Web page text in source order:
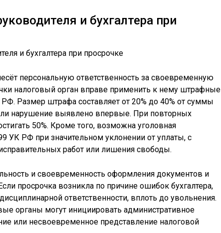
и бухгалтера при
персональную ответственность за своевременную
налоговый орган вправе применить к нему штрафные
Размер штрафа составляет от 20% до 40% от суммы
нарушение выявлено впервые. При повторных
50%. Кроме того, возможна уголовная
УК РФ при значительном уклонении от уплаты, с
работ или лишения свободы.
и своевременность оформления документов и
просрочка возникла по причине ошибок бухгалтера,
ответственности, вплоть до увольнения.
органы могут инициировать административное
или несвоевременное представление налоговой